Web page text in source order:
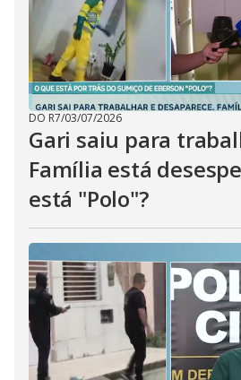
DO R7/03/07/2026
Gari saiu para
Família está
está "Polo"?